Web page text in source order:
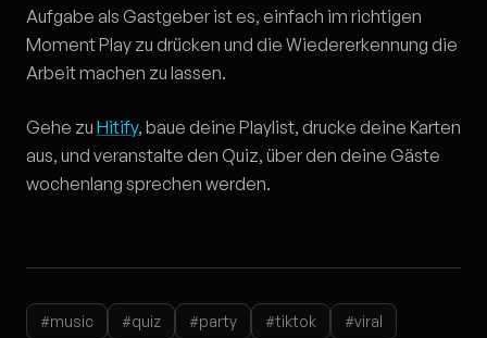
Aufgabe als Gastgeber ist es, einfach im richtigen
Moment Play zu drücken und die Wiedererkennung die
Arbeit machen zu lassen.
Gehe zu Hitify, baue deine Playlist, drucke deine Karten
aus, und veranstalte den Quiz, über den deine Gäste
wochenlang sprechen werden.
#music #quiz #party #tiktok #viral